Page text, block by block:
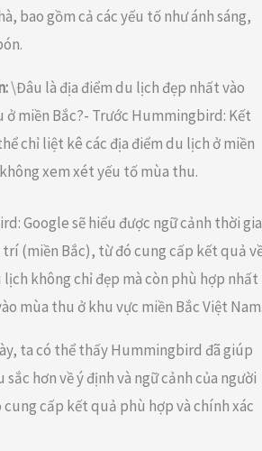
bao gồm cả các yếu tố như ánh sáng,
\Đâu là địa điểm du lịch đẹp nhất vào
ở miền Bắc?- Trước Hummingbird: Kết
chỉ liệt kê các địa điểm du lịch ở miền
xem xét yếu tố mùa thu.
Google sẽ hiểu được ngữ cảnh thời
(miền Bắc), từ đó cung cấp kết quả
lịch không chỉ đẹp mà còn phù hợp nhất
mùa thu ở khu vực miền Bắc Việt
ta có thể thấy Hummingbird đã giúp
sắc hơn về ý định và ngữ cảnh của người
cấp kết quả phù hợp và chính xác